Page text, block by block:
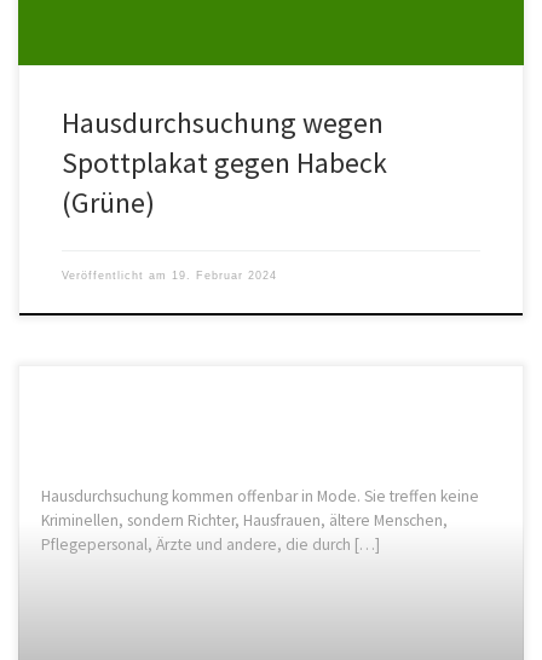
Hausdurchsuchung wegen
Spottplakat gegen Habeck
(Grüne)
Veröffentlicht am 19. Februar 2024
Hausdurchsuchung kommen offenbar in Mode. Sie treffen keine
Kriminellen, sondern Richter, Hausfrauen, ältere Menschen,
Pflegepersonal, Ärzte und andere, die durch […]